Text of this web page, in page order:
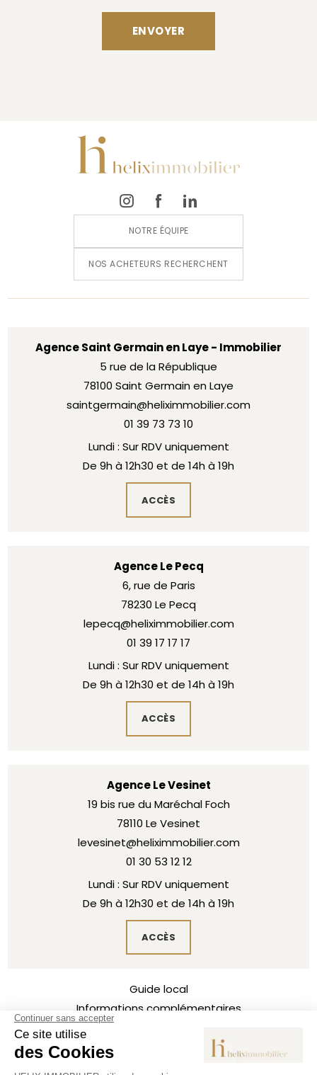
NOTRE ÉQUIPE
NOS ACHETEURS RECHERCHENT
Agence Saint Germain en Laye - Immobilier
5 rue de la République
78100 Saint Germain en Laye
saintgermain@heliximmobilier.com
01 39 73 73 10
Lundi : Sur RDV uniquement
De 9h à 12h30 et de 14h à 19h
ACCÈS
Agence Le Pecq
6, rue de Paris
78230 Le Pecq
lepecq@heliximmobilier.com
01 39 17 17 17
Lundi : Sur RDV uniquement
De 9h à 12h30 et de 14h à 19h
ACCÈS
Agence Le Vesinet
19 bis rue du Maréchal Foch
78110 Le Vesinet
levesinet@heliximmobilier.com
01 30 53 12 12
Lundi : Sur RDV uniquement
De 9h à 12h30 et de 14h à 19h
ACCÈS
Guide local
Informations complémentaires
Politique de confidentialité